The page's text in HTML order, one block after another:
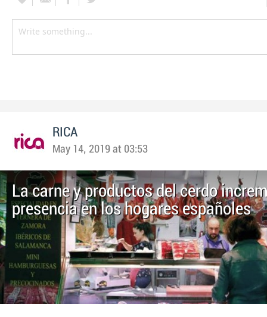
RICA
May 14, 2019 at 03:53
La carne y productos del cerdo
presencia en los hogares españoles